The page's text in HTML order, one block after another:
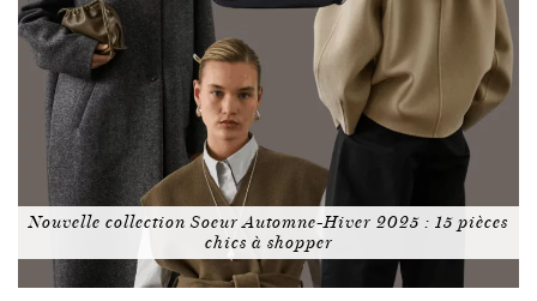
Nouvelle collection Soeur Automne-Hiver 2025 : 15 pièces
chics à shopper